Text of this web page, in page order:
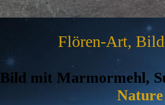
Flören-Art,
Bild mit Marmormehl,